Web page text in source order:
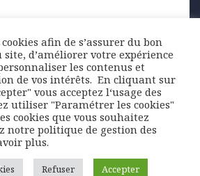
is deteriorating in
there are no signs of …
Author
Lazard Freres Gestion Categories
Chart of the
crisis ,Israël,the United Kingdom,
afin de s’assurer du bon
d’améliorer votre expérience
les contenus et
de vos intérêts. ​ En cliquant sur
vous acceptez l‘usage des
utiliser "Paramétrer les cookies"
cookies que vous souhaitez
notre politique de gestion des
plus.
Refuser Accepter